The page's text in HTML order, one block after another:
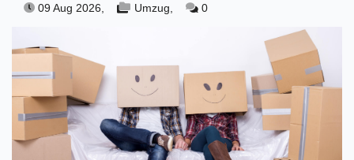
09 Aug 2026, Umzug, 0